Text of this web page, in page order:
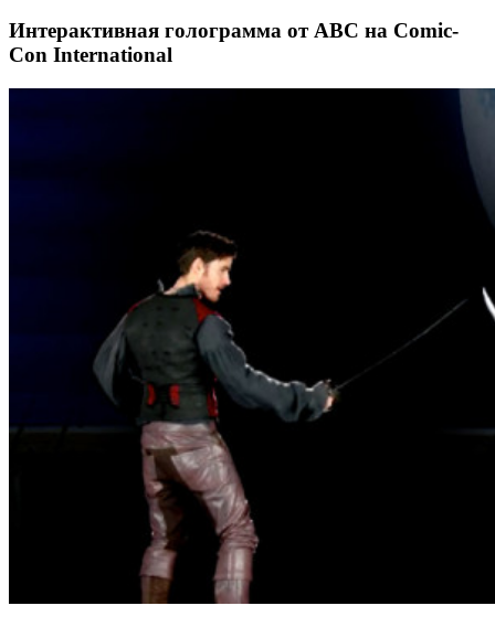
Интерактивная голограмма от ABC на Comic-
Con International